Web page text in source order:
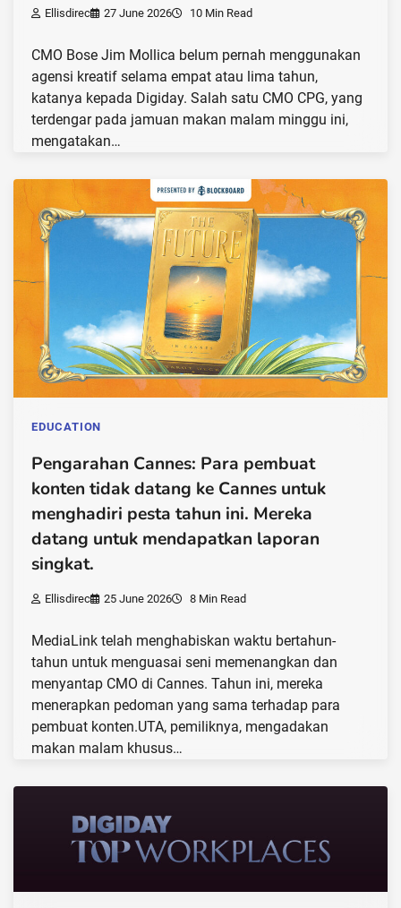
Ellisdirec 27 June 2026 10 Min Read
CMO Bose Jim Mollica belum pernah menggunakan
agensi kreatif selama empat atau lima tahun,
katanya kepada Digiday. Salah satu CMO CPG, yang
terdengar pada jamuan makan malam minggu ini,
mengatakan…
EDUCATION
Pengarahan Cannes: Para pembuat
konten tidak datang ke Cannes untuk
menghadiri pesta tahun ini. Mereka
datang untuk mendapatkan laporan
singkat.
Ellisdirec 25 June 2026 8 Min Read
MediaLink telah menghabiskan waktu bertahun-
tahun untuk menguasai seni memenangkan dan
menyantap CMO di Cannes. Tahun ini, mereka
menerapkan pedoman yang sama terhadap para
pembuat konten.UTA, pemiliknya, mengadakan
makan malam khusus…